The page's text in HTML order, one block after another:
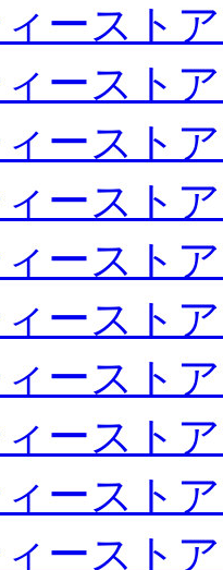
ースト
ースト
ースト
ースト
ースト
ースト
ースト
ースト
ースト
ースト